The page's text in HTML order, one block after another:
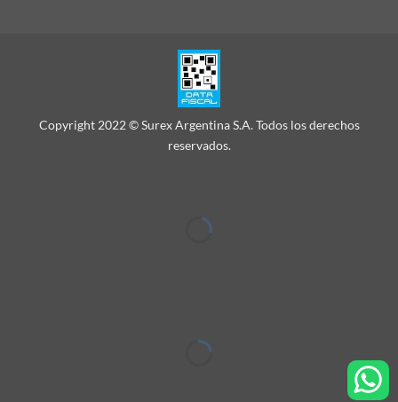
Copyright 2022 © Surex Argentina S.A. Todos los derechos
reservados.